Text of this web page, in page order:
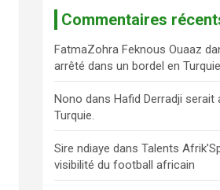
Commentaires
FatmaZohra Feknous Ouaaz
arrêté dans un bordel en
Nono dansHafid Derradji serait
Turquie.
Sire ndiaye dansTalents
visibilité du football africain